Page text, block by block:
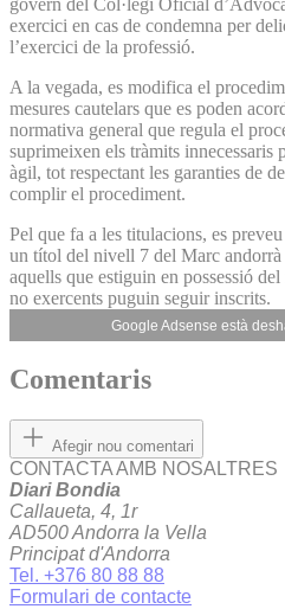
exercici en cas de condemna per
l’exercici de la professió.
A la vegada, es modifica el
mesures cautelars que es poden
normativa general que regula el
suprimeixen els tràmits innecessaris
àgil, tot respectant les garanties de
complir el procediment.
Pel que fa a les titulacions, es
un títol del nivell 7 del Marc
aquells que estiguin en possessió
no exercents puguin seguir inscrits.
Google Adsense està
Comentaris
Afegir nou comentari
CONTACTA AMB NOSALTRES
Diari Bondia
Callaueta, 4, 1r
AD500 Andorra la Vella
Principat d'Andorra
Tel. +376 80 88 88
Formulari de contacte